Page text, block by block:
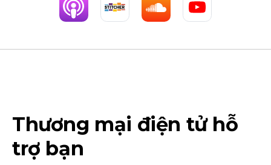
Thương mại điện tử hỗ
trợ bạn